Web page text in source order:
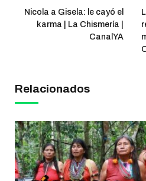
Nicola a Gisela: le cayó el
karma | La Chismería |
CanalYA
Relacionados